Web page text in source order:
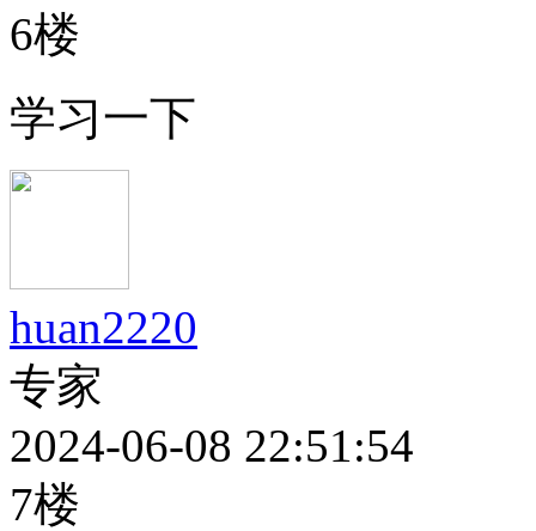
6楼
学习一下
huan2220
专家
2024-06-08 22:51:54
7楼